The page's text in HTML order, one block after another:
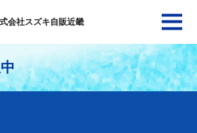
会社スズキ自販近畿